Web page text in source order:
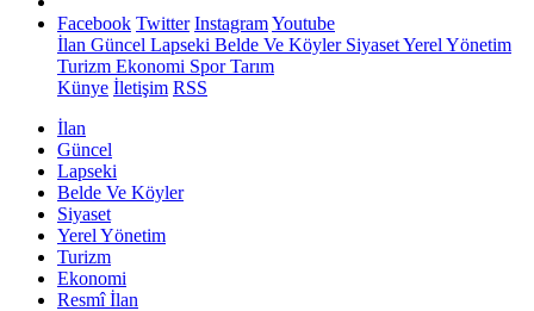
Facebook Twitter InstagramYoutube
İlan Güncel Lapseki Belde Ve KöylerSiyasetYerel Yönetim
Turizm Ekonomi SporTarım
Künye İletişim RSS
İlan
Güncel
Lapseki
Belde Ve Köyler
Siyaset
Yerel Yönetim
Turizm
Ekonomi
Resmî İlan